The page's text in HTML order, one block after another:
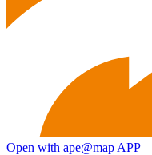
Open with ape@map APP